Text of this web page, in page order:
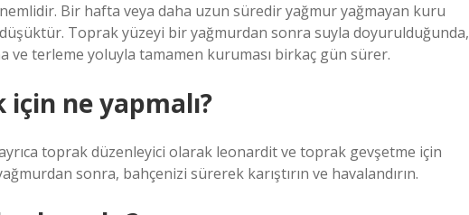
Bir hafta veya daha uzun süredir yağmur yağmayan kuru
düşüktür. Toprak yüzeyi bir yağmurdan sonra suyla doyurulduğunda,
terleme yoluyla tamamen kuruması birkaç gün sürer.
ne yapmalı?
toprak düzenleyici olarak leonardit ve toprak gevşetme için
sonra, bahçenizi sürerek karıştırın ve havalandırın.